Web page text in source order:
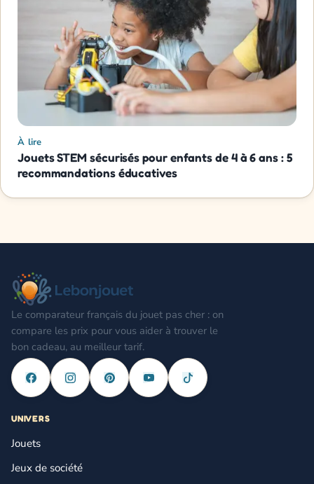
À lire
Jouets STEM sécurisés pour enfants de 4 à 6 ans : 5
recommandations éducatives
Le comparateur français du jouet pas cher : on
compare les prix pour vous aider à trouver le
bon cadeau, au meilleur tarif.
UNIVERS
Jouets
Jeux de société